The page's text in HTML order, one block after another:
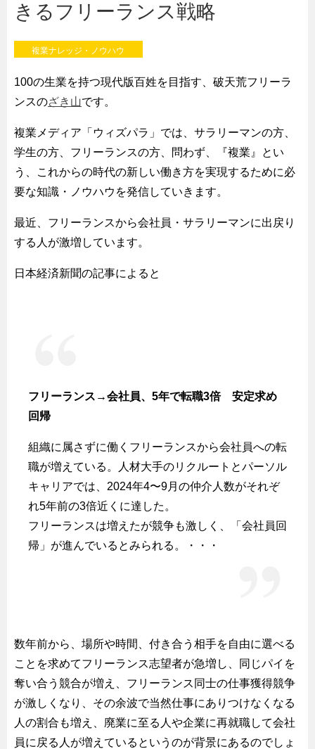
きるフリーランス戦略
複業ナレッジ・ノウハウ
100の生業を持つ現代版百姓を目指す、破天荒フリーラ
ンスのざき山です。
複業メディア「ウィズパラ」では、サラリーマンの方、
学生の方、フリーランスの方、問わず、『複業』とい
う、これからの時代の新しい働き方を実現するために必
要な知識・ノウハウを発信していきます。
最近、フリーランスから会社員・サラリーマンに出戻り
する人が激増しています。
日本経済新聞の記事によると
フリーランス→会社員、5年で転職3倍 安定求め
回帰
組織に属さずに働くフリーランスから会社員への転
職が増えている。人材大手のリクルートとパーソル
キャリアでは、2024年4〜9月の仲介人数がそれぞ
れ5年前の3倍近くに達した。
フリーランスは増えたが競争も激しく、「会社員回
帰」が進んでいるとみられる。・・・
数年前から、場所や時間、付き合う相手を自由に選べる
ことを求めてフリーランス志望者が急増し、同じパイを
奪い合う競合が増え、フリーランス同士の仕事獲得競争
が激しくなり、その余波で当然仕事にありつけなくなる
人の割合も増え、廃業に至る人や企業に再就職して会社
員に戻る人が増えているというのが背景にあるのでしょ